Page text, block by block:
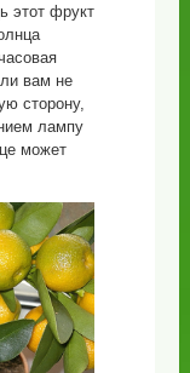
этот фрукт
вам не
сторону,
лампу
может